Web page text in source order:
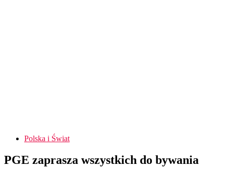
Polska i Świat
PGE zaprasza wszystkich do bywania